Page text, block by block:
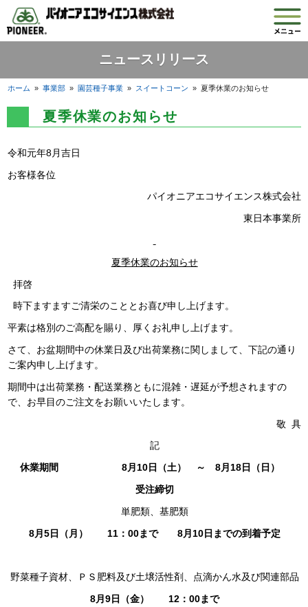
ニュースリリース
ホーム »事業部 »園芸種子事業 » スイートコーン »夏季休業のお知らせ
夏季休業のお知らせ
令和元年8月吉日
お客様各位
パイオニアエコサイエンス株式会社
東日本事業所
夏季休業のお知らせ
拝啓
時下ますますご清栄のこととお喜び申し上げます。
平素は格別のご高配を賜り、厚くお礼申し上げます。
さて、お盆期間中の休業日及び出荷業務に関しまして、下記の通り
ご案内申し上げます。
期間中は出荷業務・配送業務ともに混雑・遅延が予想されますの
で、お早目のご注文をお願いいたします。
敬 具
記
休業期間
8月 10日（土） ～ 8月 18日（ 日 ）
受注締切
単肥類、基肥類
8月 5日（月） 11： 00まで 8月 10日までの到着予定
野菜種子資材、ＰＳ肥料及び土壌活性剤、点滴かん水及び関連部品
8月 9日（金） 12： 00まで